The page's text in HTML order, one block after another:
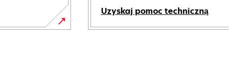
Uzyskaj pomoc techniczną
opens